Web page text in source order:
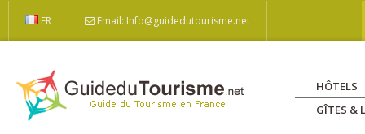
FR Email: Info@guidedutourisme.net
HÔTELS
GÎTES &